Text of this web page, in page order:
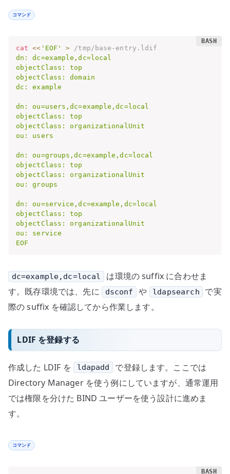
コマンド
cat << 'EOF' > /tmp/base-entry.ldif
dn: dc=example,dc=local
objectClass: top
objectClass: domain
dc: example
dn: ou=users,dc=example,dc=local
objectClass: top
objectClass: organizationalUnit
ou: users
dn: ou=groups,dc=example,dc=local
objectClass: top
objectClass: organizationalUnit
ou: groups
dn: ou=service,dc=example,dc=local
objectClass: top
objectClass: organizationalUnit
ou: service
EOF
dc=example,dc=local
は環境の suffix に合わせま
す。既存環境では、先に
dsconf や ldapsearch
で実
際の suffix を確認してから作業します。
LDIF を登録する
作成した LDIF を ldapadd
で登録します。ここでは
Directory Manager を使う例にしていますが、通常運用
では権限を分けた BIND ユーザーを使う設計に進めま
す。
コマンド